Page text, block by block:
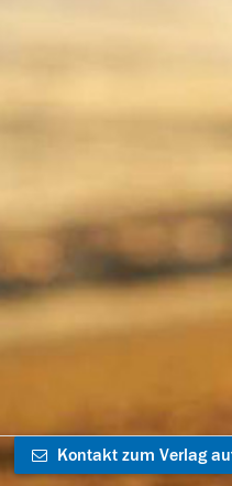
Kontakt zum Verlag